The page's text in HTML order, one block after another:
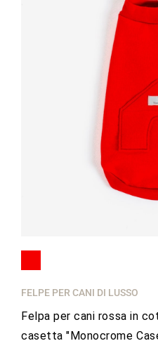
FELPE PER CANI DI LUSSO
Felpa per cani rossa in
casetta "Monocrome